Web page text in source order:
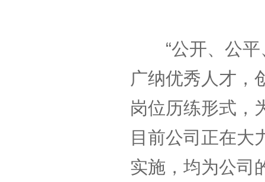
“公开、公平
广纳优秀人才，
岗位历练形式，
目前公司正在大
实施，均为公司